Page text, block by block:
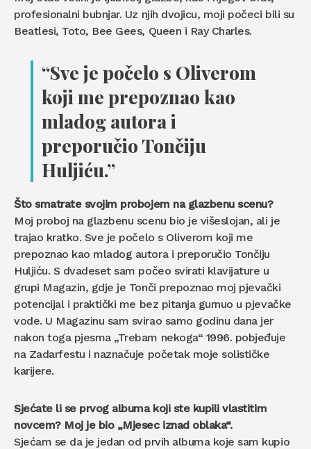
profesionalni bubnjar. Uz njih dvojicu, moji počeci bili su
Beatlesi, Toto, Bee Gees, Queen i Ray Charles.
“Sve je počelo s Oliverom
koji me prepoznao kao
mladog autora i
preporučio Tončiju
Huljiću.”
Što smatrate svojim probojem na glazbenu scenu?
Moj proboj na glazbenu scenu bio je višeslojan, ali je
trajao kratko. Sve je počelo s Oliverom koji me
prepoznao kao mladog autora i preporučio Tončiju
Huljiću. S dvadeset sam počeo svirati klavijature u
grupi Magazin, gdje je Tonči prepoznao moj pjevački
potencijal i praktički me bez pitanja gurnuo u pjevačke
vode. U Magazinu sam svirao samo godinu dana jer
nakon toga pjesma „Trebam nekoga“ 1996. pobjeđuje
na Zadarfestu i naznačuje početak moje solističke
karijere.
Sjećate li se prvog albuma koji ste kupili vlastitim
novcem? Moj je bio „Mjesec iznad oblaka“.
Sjećam se da je jedan od prvih albuma koje sam kupio